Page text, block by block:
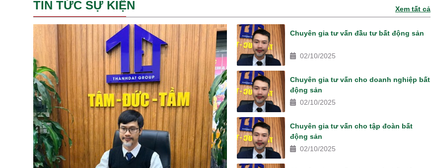
TIN TỨC SỰ KIỆN Xem tất cả
Chuyên gia tư vấn đầu tư bất động sản
02/10/2025
Chuyên gia tư vấn cho doanh nghiệp bất
động sản
02/10/2025
Chuyên gia tư vấn cho tập đoàn bất
động sản
02/10/2025